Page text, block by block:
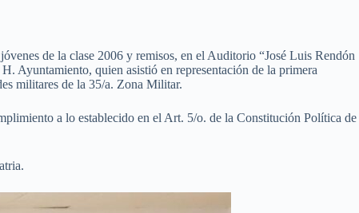
de la clase 2006 y remisos, en el Auditorio “José Luis Rendón
Ayuntamiento, quien asistió en representación de la primera
militares de la 35/a. Zona Militar.
a lo establecido en el Art. 5/o. de la Constitución Política de